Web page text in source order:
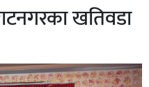
खतिवडा